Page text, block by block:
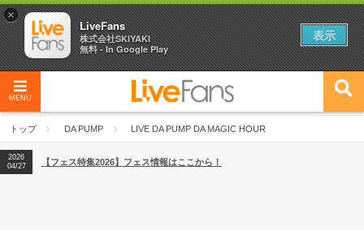
MENU
トップ DA PUMP LIVE DA PUMP DA MAGIC HOUR
2026
04/27
2026
【ライブ動員ランキング】2026年上半期編発表！
2026
04/27
【フェス特集2026】フェス情報はここから！
×
LiveFans
株式会社SKIYAKI
無料 - In Google Play
表示